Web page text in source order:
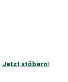
Jetzt stöbern!